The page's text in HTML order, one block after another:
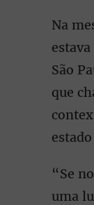
Na
São
que
“Se
uma